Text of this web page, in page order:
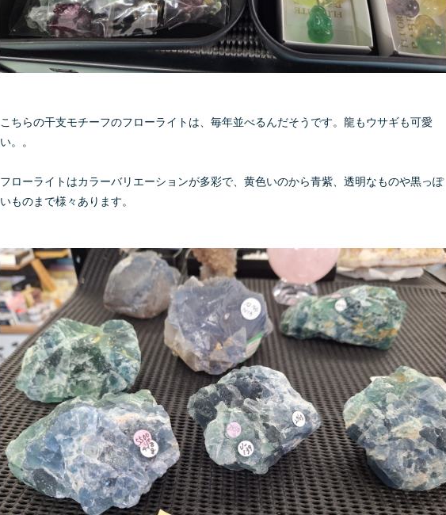
こちらの干支モチーフのフローライトは、毎年並べるんだそうです。龍もウサギも可愛
い。。
フローライトはカラーバリエーションが多彩で、黄色いのから青紫、透明なものや黒っぽ
いものまで様々あります。